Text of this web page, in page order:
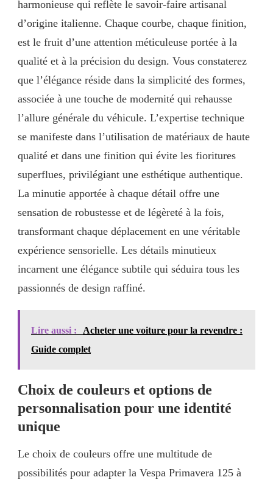
harmonieuse qui reflète le savoir-faire artisanal
d’origine italienne. Chaque courbe, chaque finition,
est le fruit d’une attention méticuleuse portée à la
qualité et à la précision du design. Vous constaterez
que l’élégance réside dans la simplicité des formes,
associée à une touche de modernité qui rehausse
l’allure générale du véhicule. L’expertise technique
se manifeste dans l’utilisation de matériaux de haute
qualité et dans une finition qui évite les fioritures
superflues, privilégiant une esthétique authentique.
La minutie apportée à chaque détail offre une
sensation de robustesse et de légèreté à la fois,
transformant chaque déplacement en une véritable
expérience sensorielle. Les détails minutieux
incarnent une élégance subtile qui séduira tous les
passionnés de design raffiné.
Lire aussi :
Acheter une voiture pour la revendre :
Guide complet
Choix de couleurs et options de
personnalisation pour une identité
unique
Le choix de couleurs offre une multitude de
possibilités pour adapter la Vespa Primavera 125 à